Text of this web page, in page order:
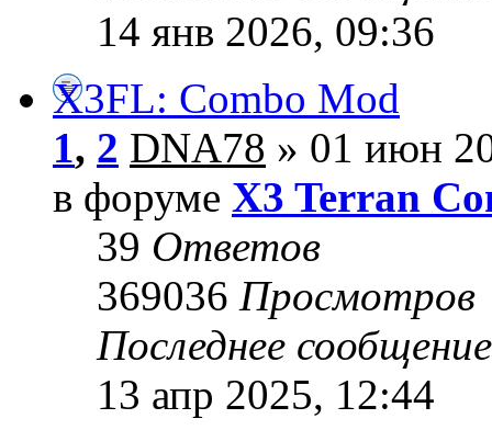
14 янв 2026, 09:36
X3FL: Combo Mod
1, 2 DNA78 » 01 июн
в форуме X3 Terran
39 Ответов
369036 Просмотров
Последнее
13 апр 2025, 12:44